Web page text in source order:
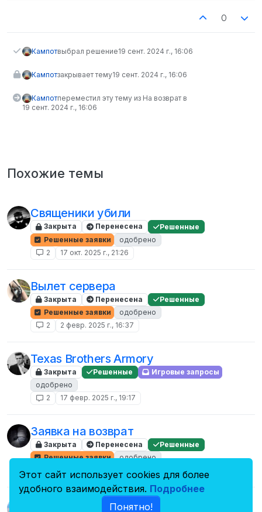
0
Кампотвыбрал решение19 сент. 2024 г., 16:06
Кампотзакрывает тему19 сент. 2024 г., 16:06
Кампотпереместил эту тему из На возврат в
19 сент. 2024 г., 16:06
Похожие темы
Священики убили
Закрыта Перенесена
Решенные
Решенные заявки
одобрено
2
17 окт. 2025 г., 21:26
Вылет сервера
Закрыта Перенесена
Решенные
Решенные заявки
одобрено
2
2 февр. 2025 г., 16:37
Texas Brothers Armory
Закрыта Решенные
Игровые запросы
одобрено
2
17 февр. 2025 г., 19:17
Заявка на возврат
Закрыта Перенесена
Решенные
Решенные заявки
одобрено
andrey p1mpl #2
Этот сайт использует cookies для более
удобного взаимодействия. Подробнее
Понятно!